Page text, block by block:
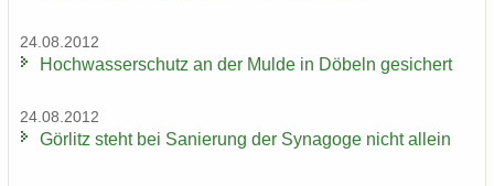
24.08.2012
Hoch­was­ser­schutz an der Mulde in Dö­beln ge­si­chert
24.08.2012
Gör­litz steht bei Sa­nie­rung der Syn­ago­ge nicht al­lein